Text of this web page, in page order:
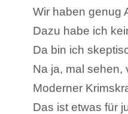
Wir haben genug
Dazu habe ich
Da bin ich
Na ja, mal sehen,
Moderner
Das ist etwas für